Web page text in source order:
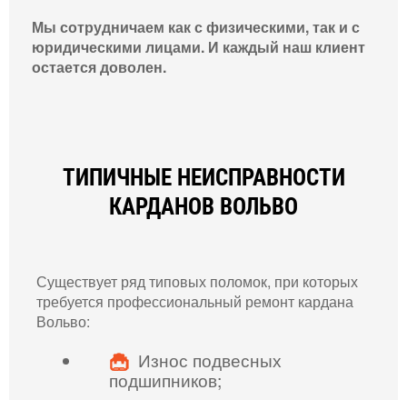
Мы сотрудничаем как с физическими, так и с
юридическими лицами. И каждый наш клиент
остается доволен.
ТИПИЧНЫЕ НЕИСПРАВНОСТИ
КАРДАНОВ ВОЛЬВО
Существует ряд типовых поломок, при которых
требуется профессиональный ремонт кардана
Вольво:
Износ подвесных
подшипников;